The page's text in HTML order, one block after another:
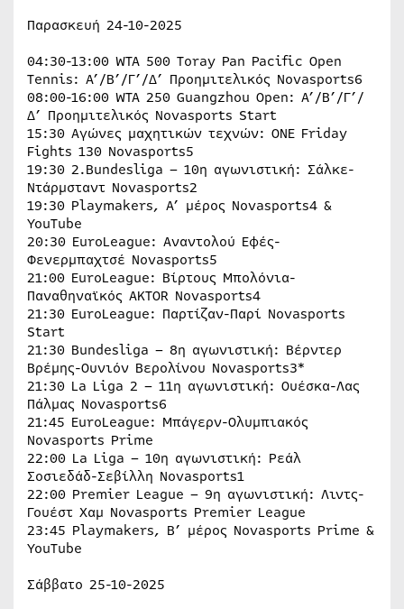
Παρασκευή 24-10-2025
04:30-13:00 WTA 500 Toray Pan Pacific Open
Tennis: A’/B’/Γ’/Δ’ Προημιτελικός Novasports6
08:00-16:00 WTA 250 Guangzhou Open: A’/B’/Γ’/
Δ’ Προημιτελικός Novasports Start
15:30 Αγώνες μαχητικών τεχνών: ONE Friday
Fights 130 Novasports5
19:30 2.Bundesliga – 10η αγωνιστική: Σάλκε-
Ντάρμσταντ Novasports2
19:30 Playmakers, Α’ μέρος Novasports4 &
YouTube
20:30 EuroLeague: Αναντολού Εφές-
Φενερμπαχτσέ Novasports5
21:00 EuroLeague: Βίρτους Μπολόνια-
Παναθηναϊκός AKTOR Novasports4
21:30 EuroLeague: Παρτίζαν-Παρί Novasports
Start
21:30 Bundesliga – 8η αγωνιστική: Βέρντερ
Βρέμης-Ουνιόν Βερολίνου Novasports3*
21:30 La Liga 2 – 11η αγωνιστική: Ουέσκα-Λας
Πάλμας Novasports6
21:45 EuroLeague: Μπάγερν-Ολυμπιακός
Novasports Prime
22:00 La Liga – 10η αγωνιστική: Ρεάλ
Σοσιεδάδ-Σεβίλλη Novasports1
22:00 Premier League – 9η αγωνιστική: Λιντς-
Γουέστ Χαμ Novasports Premier League
23:45 Playmakers, B’ μέρος Novasports Prime &
YouTube
Σάββατο 25-10-2025